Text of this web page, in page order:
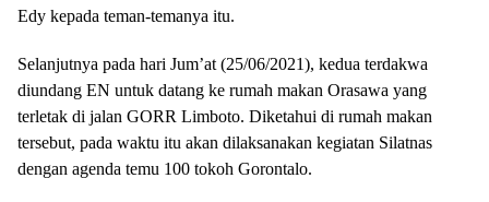
Edy kepada teman-temanya itu.
Selanjutnya pada hari Jum’at (25/06/2021), kedua terdakwa
diundang EN untuk datang ke rumah makan Orasawa yang
terletak di jalan GORR Limboto. Diketahui di rumah makan
tersebut, pada waktu itu akan dilaksanakan kegiatan Silatnas
dengan agenda temu 100 tokoh Gorontalo.